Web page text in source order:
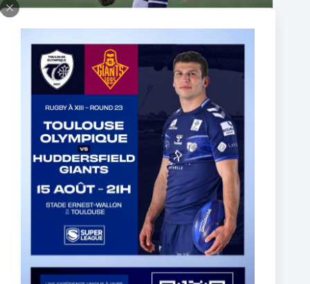
Thomas Lacans s’engage avec le Toulouse Olympique
5 March 2025